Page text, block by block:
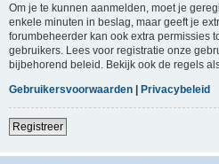
Om je te kunnen aanmelden, moet je
enkele minuten in beslag, maar geeft je
forumbeheerder kan ook extra permissies
gebruikers. Lees voor registratie onze
bijbehorend beleid. Bekijk ook de regels
Gebruikersvoorwaarden | Privacybeleid
Registreer